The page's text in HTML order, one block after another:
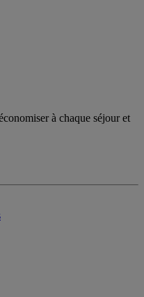
à chaque séjour et